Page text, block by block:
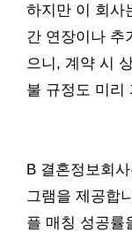
하지만 이 회사
간 연장이나 추
으니, 계약 시
불 규정도 미리
B 결혼정보회
그램을 제공합
플 매칭 성공률